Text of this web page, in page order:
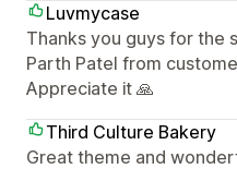
Luvmycase
Thanks you guys for the
Parth Patel from
Appreciate it 🙏
Third Culture Bakery
Great theme and